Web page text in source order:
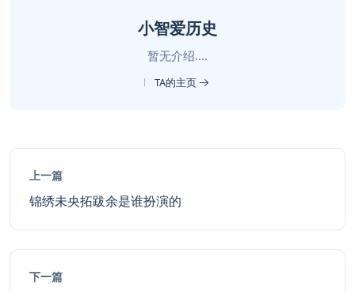
小智爱历史
暂无介绍....
TA的主页
上一篇
锦绣未央拓跋余是谁扮演的
下一篇